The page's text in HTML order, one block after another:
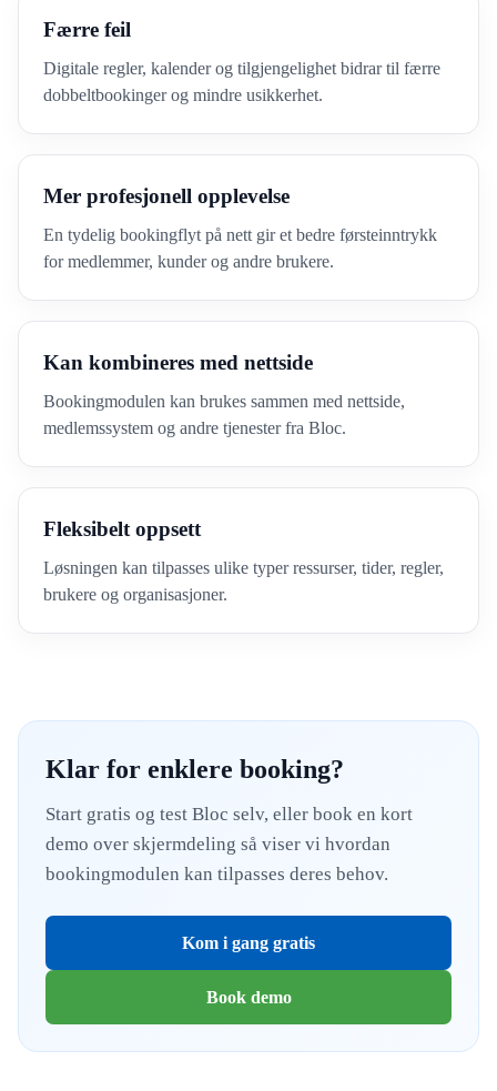
Færre feil
Digitale regler, kalender og tilgjengelighet bidrar til færre
dobbeltbookinger og mindre usikkerhet.
Mer profesjonell opplevelse
En tydelig bookingflyt på nett gir et bedre førsteinntrykk
for medlemmer, kunder og andre brukere.
Kan kombineres med nettside
Bookingmodulen kan brukes sammen med nettside,
medlemssystem og andre tjenester fra Bloc.
Fleksibelt oppsett
Løsningen kan tilpasses ulike typer ressurser, tider, regler,
brukere og organisasjoner.
Klar for enklere booking?
Start gratis og test Bloc selv, eller book en kort
demo over skjermdeling så viser vi hvordan
bookingmodulen kan tilpasses deres behov.
Kom i gang gratis
Book demo